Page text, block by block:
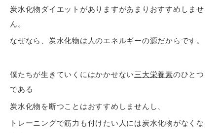
炭水化物ダイエットがありますがあまりおすすめしませ
ん。
なぜなら、炭水化物は人のエネルギーの源だからです。
僕たちが生きていくにはかかせない三大栄養素のひとつ
である
炭水化物を断つことはおすすめしませんし、
トレーニングで筋力も付けたい人には炭水化物がなくな